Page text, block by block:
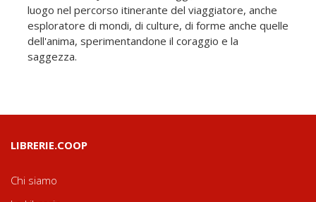
luogo nel percorso itinerante del viaggiatore, anche
esploratore di mondi, di culture, di forme anche quelle
dell'anima, sperimentandone il coraggio e la
saggezza.
LIBRERIE.COOP
Chi siamo